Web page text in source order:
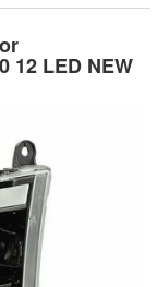
12 LED NEW